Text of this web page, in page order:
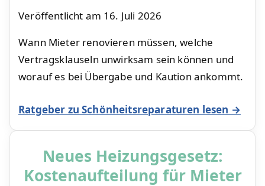
Veröffentlicht am 16. Juli 2026
Wann Mieter renovieren müssen, welche
Vertragsklauseln unwirksam sein können und
worauf es bei Übergabe und Kaution ankommt.
Ratgeber zu Schönheitsreparaturen lesen →
Neues Heizungsgesetz:
Kostenaufteilung für Mieter